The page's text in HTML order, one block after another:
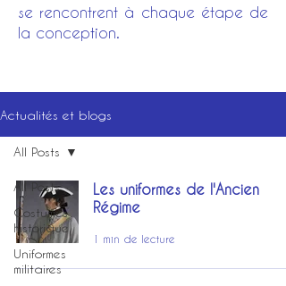
se rencontrent à chaque étape de
la conception.
Actualités et blogs
All Posts
Costumes
historique
Uniformes
militaires
All Posts
Les uniformes de l'Ancien
Régime
1 min de lecture